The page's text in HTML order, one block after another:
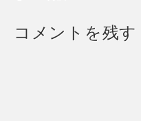
コメントを残す